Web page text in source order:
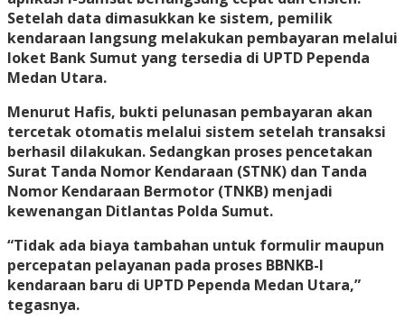
Setelah data dimasukkan ke sistem, pemilik
kendaraan langsung melakukan pembayaran melalui
loket Bank Sumut yang tersedia di UPTD Pependa
Medan Utara.
Menurut Hafis, bukti pelunasan pembayaran akan
tercetak otomatis melalui sistem setelah transaksi
berhasil dilakukan. Sedangkan proses pencetakan
Surat Tanda Nomor Kendaraan (STNK) dan Tanda
Nomor Kendaraan Bermotor (TNKB) menjadi
kewenangan Ditlantas Polda Sumut.
“Tidak ada biaya tambahan untuk formulir maupun
percepatan pelayanan pada proses BBNKB-I
kendaraan baru di UPTD Pependa Medan Utara,”
tegasnya.